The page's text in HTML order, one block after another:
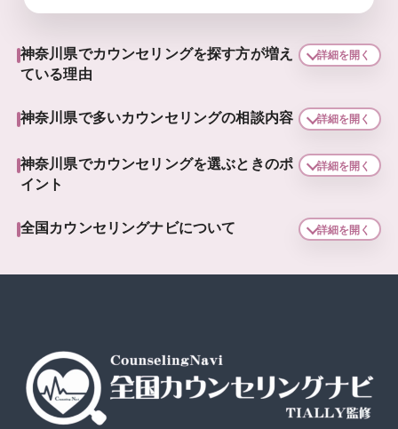
神奈川県でカウンセリングを探す方が増え
ている理由
詳細を開く
神奈川県で多いカウンセリングの相談内容 詳細を開く
神奈川県でカウンセリングを選ぶときのポ
イント
詳細を開く
全国カウンセリングナビについて 詳細を開く